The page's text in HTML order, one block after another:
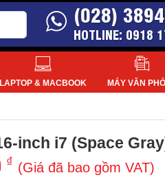
(028)
HOTLINE: 0918
LAPTOP & MACBOOK MÁY VĂN
inch i7 (Space
₫ (Giá đã bao gồm VAT)